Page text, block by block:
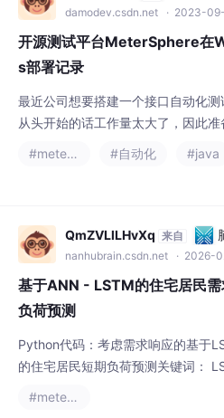
damodev.csdn.net · 2023-
开源测试平台MeterSphere在
s部署记录
最近公司想要搭建一个接口自动化测
从头开始的话工作量太大了，因此准
terSphere一站式开源测试平台，使
了一下还是比较满足需求的，于是准
地搭建一下。
#metersphere #自动化 #java
QmZVLlLHvXq 来自
nanhubrain.csdn.net · 2026-
基于ANN - LSTM的住宅居民
负荷预测
Python代码：考虑需求响应的基于
的住宅居民短期负荷预测关键词：
#metersphere